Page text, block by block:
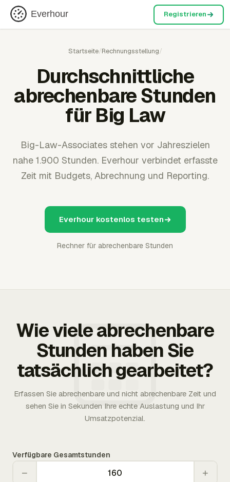
Everhour Registrieren
Startseite/Rechnungsstellung/
Durchschnittliche
abrechenbare Stunden
für Big Law
Big-Law-Associates stehen vor Jahreszielen
nahe 1.900 Stunden. Everhour verbindet erfasste
Zeit mit Budgets, Abrechnung und Reporting.
Everhour kostenlos testen
Rechner für abrechenbare Stunden
Wie viele abrechenbare
Stunden haben Sie
tatsächlich gearbeitet?
Erfassen Sie abrechenbare und nicht abrechenbare Zeit und
sehen Sie in Sekunden Ihre echte Auslastung und Ihr
Umsatzpotenzial.
Verfügbare Gesamtstunden
− +